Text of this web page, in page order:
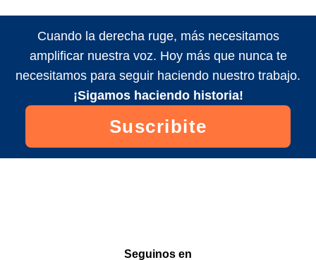
Cuando la derecha ruge, más necesitamos
amplificar nuestra voz. Hoy más que nunca te
necesitamos para seguir haciendo nuestro trabajo.
¡Sigamos haciendo historia!
Suscribite
Seguinos en